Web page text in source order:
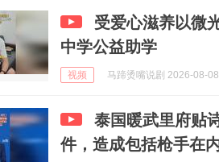
受爱心滋养以微
中学公益助学
视频 马蹄烫嘴说剧 2026-08-08
泰国暖武里府贴
件，造成包括枪手在